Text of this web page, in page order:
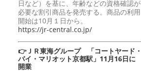
日など）を基に、年齢などの資格確認が
必要な割引商品を発売する。商品の利用
開始は10月１日から。
https://jr-central.co.jp/
👉ＪＲ東海グループ 「コートヤード・
バイ・マリオット京都駅」11月16日に
開業